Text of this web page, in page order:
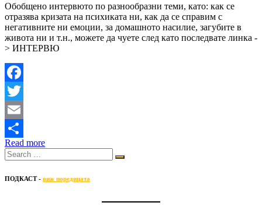
Обобщено интервюто по разнообразни теми, като: как се
отразява кризата на психиката ни, как да се справим с
негативните ни емоции, за домашното насилие, загубите в
живота ни и т.н., можете да чуете след като последвате линка -
> ИНТЕРВЮ
Facebook
Twitter
Email
Share
Read more
ПОДКАСТ - виж поредицата